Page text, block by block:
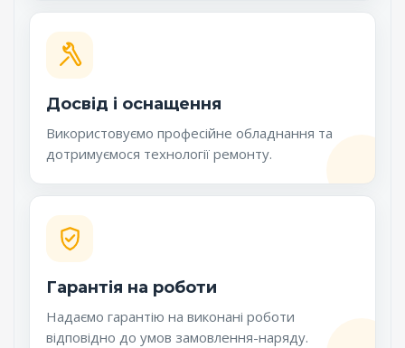
Досвід і оснащення
Використовуємо професійне обладнання та
дотримуємося технології ремонту.
Гарантія на роботи
Надаємо гарантію на виконані роботи
відповідно до умов замовлення-наряду.